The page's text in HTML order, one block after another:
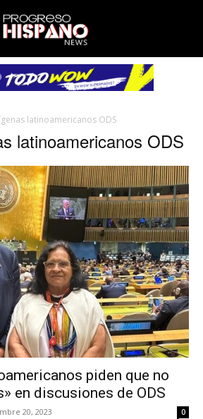
latinoamericanos ODS
latinoamericanos ODS
piden que no
en discusiones de ODS
20, 2023 0